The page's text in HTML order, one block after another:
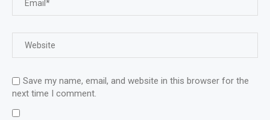
Save my name, email, and website in this browser for the
next time I comment.